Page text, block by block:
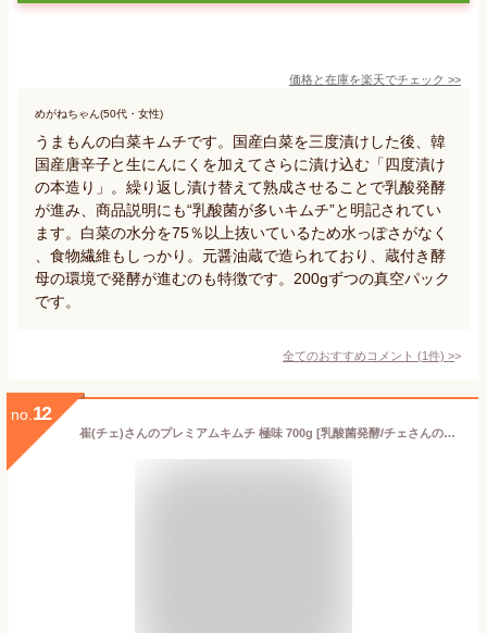
価格と在庫を楽天でチェック >>
めがねちゃん(50代・女性)
うまもんの白菜キムチです。国産白菜を三度漬けした後、韓
国産唐辛子と生にんにくを加えてさらに漬け込む「四度漬け
の本造り」。繰り返し漬け替えて熟成させることで乳酸発酵
が進み、商品説明にも“乳酸菌が多いキムチ”と明記されてい
ます。白菜の水分を75％以上抜いているため水っぽさがなく
、食物繊維もしっかり。元醤油蔵で造られており、蔵付き酵
母の環境で発酵が進むのも特徴です。200gずつの真空パック
です。
全てのおすすめコメント (1件) >
no. 12
崔(チェ)さんのプレミアムキムチ 極味 700g [乳酸菌発酵/チェさんのキムチ] ※クール便冷蔵